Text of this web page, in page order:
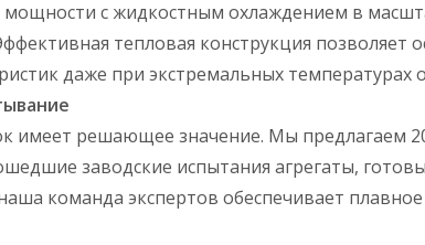
с жидкостным охлаждением в
тепловая конструкция
даже при экстремальных
имеет решающее значение. Мы предлагаем
заводские испытания агрегаты,
команда экспертов обеспечивает